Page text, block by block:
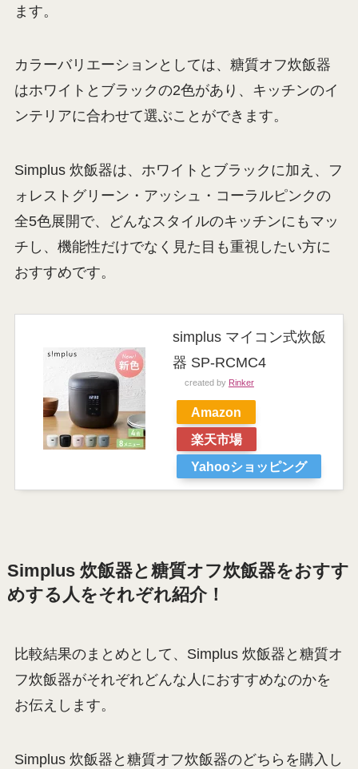
ます。
カラーバリエーションとしては、糖質オフ炊飯器
はホワイトとブラックの2色があり、キッチンのイ
ンテリアに合わせて選ぶことができます。
Simplus 炊飯器は、ホワイトとブラックに加え、フ
ォレストグリーン・アッシュ・コーラルピンクの
全5色展開で、どんなスタイルのキッチンにもマッ
チし、機能性だけでなく見た目も重視したい方に
おすすめです。
simplus マイコン式炊飯
器 SP-RCMC4
created by Rinker
Amazon
楽天市場
Yahooショッピング
Simplus 炊飯器と糖質オフ炊飯器をおすす
めする人をそれぞれ紹介！
比較結果のまとめとして、Simplus 炊飯器と糖質オ
フ炊飯器がそれぞれどんな人におすすめなのかを
お伝えします。
Simplus 炊飯器と糖質オフ炊飯器のどちらを購入し